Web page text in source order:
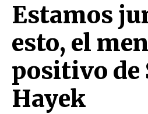
Estamos
esto, el
positivo de
Hayek